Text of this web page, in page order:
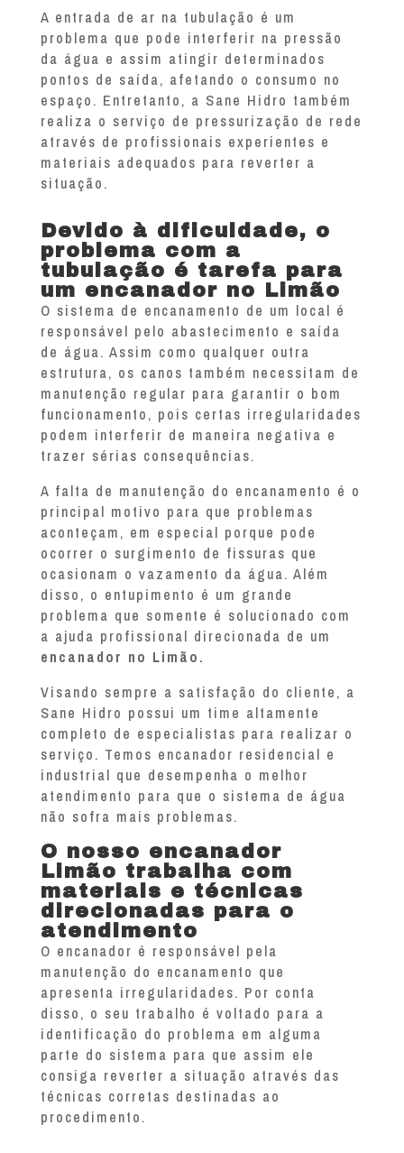
A entrada de ar na tubulação é um
problema que pode interferir na pressão
da água e assim atingir determinados
pontos de saída, afetando o consumo no
espaço. Entretanto, a Sane Hidro também
realiza o serviço de pressurização de rede
através de profissionais experientes e
materiais adequados para reverter a
situação.
Devido à dificuldade, o
problema com a
tubulação é tarefa para
um encanador no Limão
O sistema de encanamento de um local é
responsável pelo abastecimento e saída
de água. Assim como qualquer outra
estrutura, os canos também necessitam de
manutenção regular para garantir o bom
funcionamento, pois certas irregularidades
podem interferir de maneira negativa e
trazer sérias consequências.
A falta de manutenção do encanamento é o
principal motivo para que problemas
aconteçam, em especial porque pode
ocorrer o surgimento de fissuras que
ocasionam o vazamento da água. Além
disso, o entupimento é um grande
problema que somente é solucionado com
a ajuda profissional direcionada de um
encanador no Limão.
Visando sempre a satisfação do cliente, a
Sane Hidro possui um time altamente
completo de especialistas para realizar o
serviço. Temos encanador residencial e
industrial que desempenha o melhor
atendimento para que o sistema de água
não sofra mais problemas.
O nosso encanador
Limão trabalha com
materiais e técnicas
direcionadas para o
atendimento
O encanador é responsável pela
manutenção do encanamento que
apresenta irregularidades. Por conta
disso, o seu trabalho é voltado para a
identificação do problema em alguma
parte do sistema para que assim ele
consiga reverter a situação através das
técnicas corretas destinadas ao
procedimento.